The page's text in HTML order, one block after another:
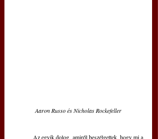
Aaron Russo és Nicholas Rockefeller